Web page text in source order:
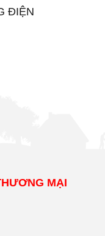
ĐIỆN
MẠI